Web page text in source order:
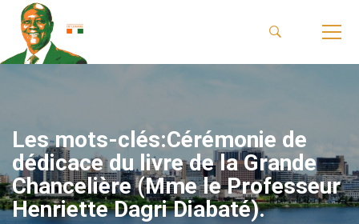
Les mots-clés:Cérémonie de
dédicace du livre de la Grande
Chancelière (Mme le Professeur
Henriette Dagri Diabaté).